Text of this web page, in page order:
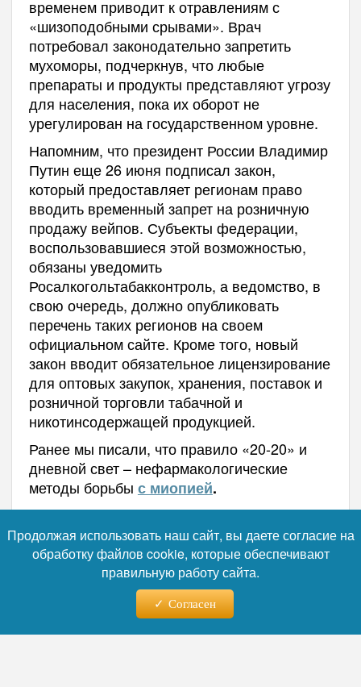
временем приводит к отравлениям с
«шизоподобными срывами». Врач
потребовал законодательно запретить
мухоморы, подчеркнув, что любые
препараты и продукты представляют угрозу
для населения, пока их оборот не
урегулирован на государственном уровне.
Напомним, что президент России Владимир
Путин еще 26 июня подписал закон,
который предоставляет регионам право
вводить временный запрет на розничную
продажу вейпов. Субъекты федерации,
воспользовавшиеся этой возможностью,
обязаны уведомить
Росалкогольтабакконтроль, а ведомство, в
свою очередь, должно опубликовать
перечень таких регионов на своем
официальном сайте. Кроме того, новый
закон вводит обязательное лицензирование
для оптовых закупок, хранения, поставок и
розничной торговли табачной и
никотинсодержащей продукцией.
Ранее мы писали, что правило «20-20» и
дневной свет – нефармакологические
методы борьбы с миопией.
Читайте нас в телеграм
Продолжая использовать наш сайт, вы даете согласие на
обработку файлов cookie, которые обеспечивают
правильную работу сайта.
Согласен